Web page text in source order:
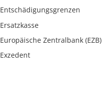
Entschädigungsgrenzen
Ersatzkasse
Europäische Zentralbank (EZB)
Exzedent